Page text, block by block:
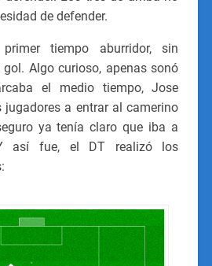
de defender.
tiempo aburridor, sin
Algo curioso, apenas sonó
el medio tiempo, Jose
jugadores a entrar al camerino
ya tenía claro que iba a
así fue, el DT realizó los